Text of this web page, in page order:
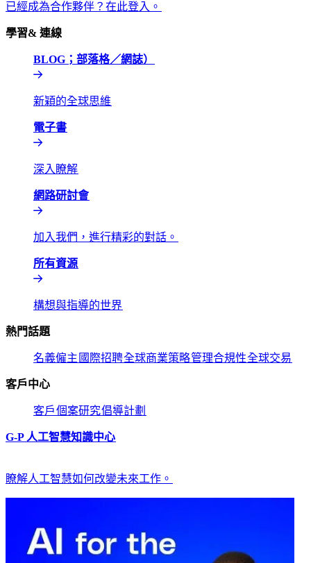
已經成為合作夥伴？在此登入。​​
學習& 連線​​
BLOG；部落格／網誌）​​
新穎的全球思維​​
電子書​​
深入瞭解​​
網路研討會​​
加入我們，進行精彩的對話。​​
所有資源​​
構想與指導的世界​​
熱門話題​​
名義僱主​​ 國際招聘​​全球商業策略​​管理合規性​​全球交易​​
客戶中心​​
客戶​​個案研究​​倡導計劃​​
G-P 人工智慧知識中心​​
瞭解人工智慧如何改變未來工作。​​